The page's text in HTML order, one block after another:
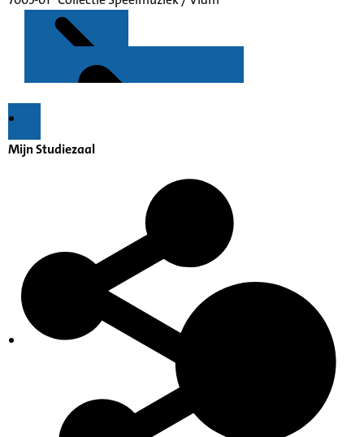
Collectie Speelmuziek / Vlam
Mijn Studiezaal